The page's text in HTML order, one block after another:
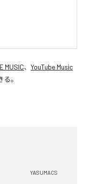
MUSIC、 YouTube Music
。
YASUMACS